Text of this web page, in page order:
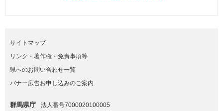
サイトマップ
リンク・著作権・免責事項等
県へのお問い合わせ一覧
バナー広告お申し込みのご案内
群馬県庁
法人番号7000020100005